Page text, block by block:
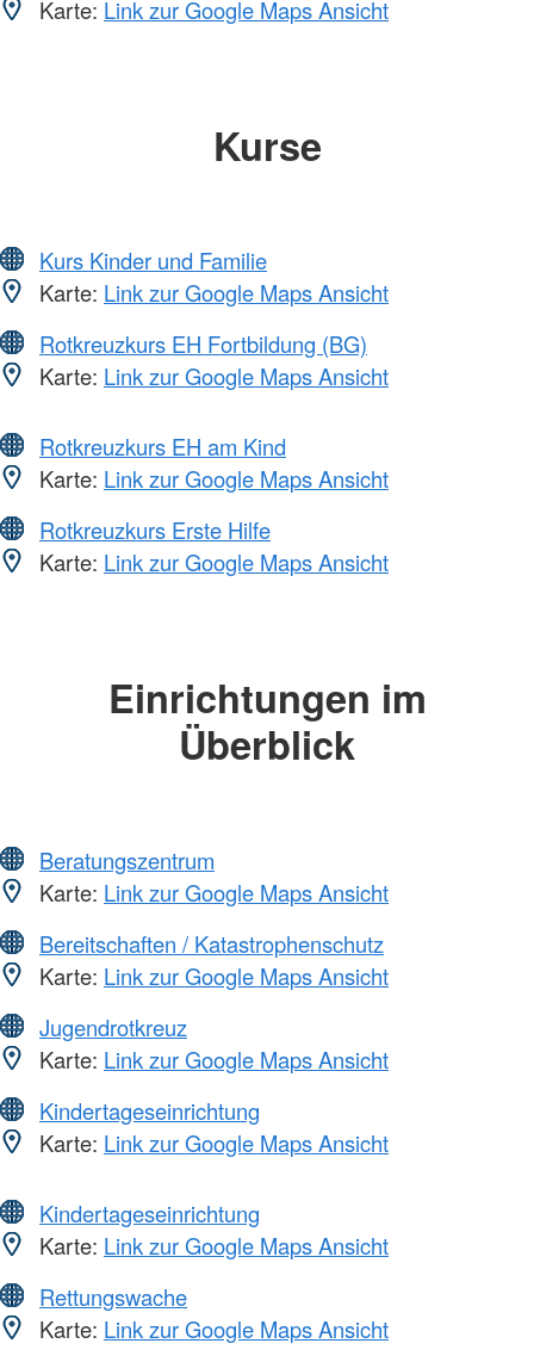
Karte: Link zur Google Maps Ansicht
Kurse
Kurs Kinder und Familie
Karte: Link zur Google Maps Ansicht
Rotkreuzkurs EH Fortbildung (BG)
Karte: Link zur Google Maps Ansicht
Rotkreuzkurs EH am Kind
Karte: Link zur Google Maps Ansicht
Rotkreuzkurs Erste Hilfe
Karte: Link zur Google Maps Ansicht
Einrichtungen im
Überblick
Beratungszentrum
Karte: Link zur Google Maps Ansicht
Bereitschaften / Katastrophenschutz
Karte: Link zur Google Maps Ansicht
Jugendrotkreuz
Karte: Link zur Google Maps Ansicht
Kindertageseinrichtung
Karte: Link zur Google Maps Ansicht
Kindertageseinrichtung
Karte: Link zur Google Maps Ansicht
Rettungswache
Karte: Link zur Google Maps Ansicht